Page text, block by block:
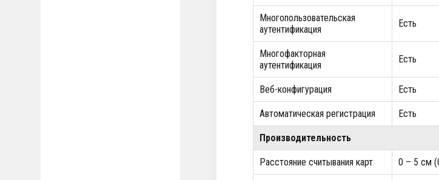
Многопользовательская
аутентификация
Есть
Многофакторная
аутентификация
Есть
Веб-конфигурация Есть
Автоматическая регистрация Есть
Производительность
Расстояние считывания карт 0 – 5 см